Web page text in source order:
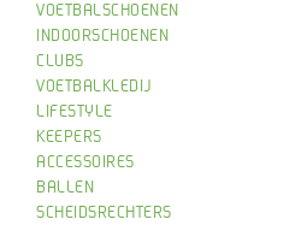
VOETBALSCHOENEN
INDOORSCHOENEN
CLUBS
VOETBALKLEDIJ
LIFESTYLE
KEEPERS
ACCESSOIRES
BALLEN
SCHEIDSRECHTERS